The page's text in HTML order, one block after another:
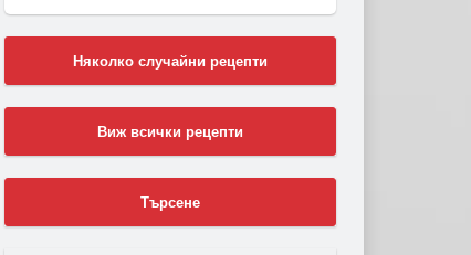
Няколко случайни рецепти
Виж всички рецепти
Търсене